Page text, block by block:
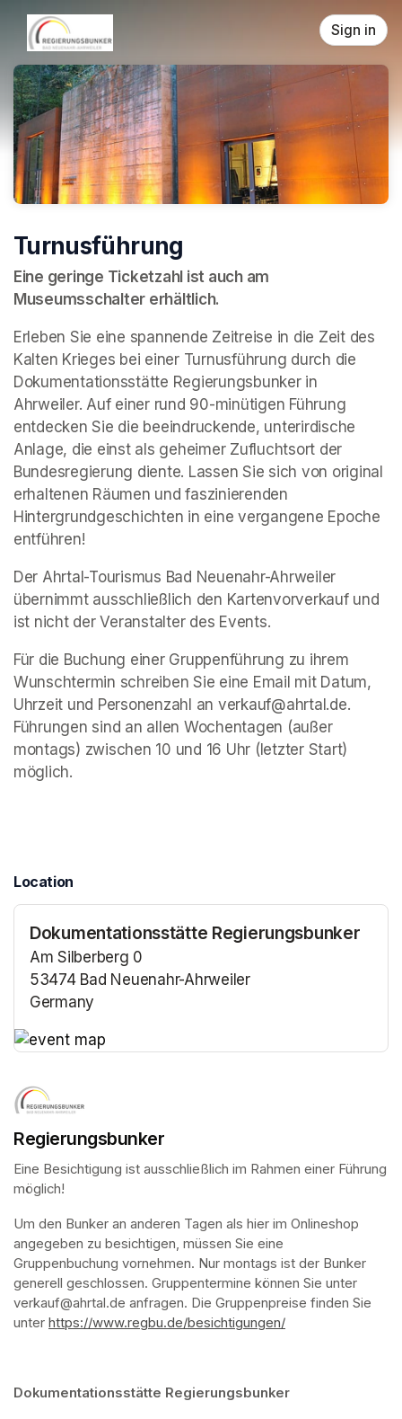
Skip header
Sign in
Turnusführung
Eine geringe Ticketzahl ist auch am
Museumsschalter erhältlich.
Erleben Sie eine spannende Zeitreise in die Zeit des
Kalten Krieges bei einer Turnusführung durch die
Dokumentationsstätte Regierungsbunker in
Ahrweiler. Auf einer rund 90-minütigen Führung
entdecken Sie die beeindruckende, unterirdische
Anlage, die einst als geheimer Zufluchtsort der
Bundesregierung diente. Lassen Sie sich von original
erhaltenen Räumen und faszinierenden
Hintergrundgeschichten in eine vergangene Epoche
entführen!
Der Ahrtal-Tourismus Bad Neuenahr-Ahrweiler
übernimmt ausschließlich den Kartenvorverkauf und
ist nicht der Veranstalter des Events.
Für die Buchung einer Gruppenführung zu ihrem
Wunschtermin schreiben Sie eine Email mit Datum,
Uhrzeit und Personenzahl an verkauf@ahrtal.de.
Führungen sind an allen Wochentagen (außer
montags) zwischen 10 und 16 Uhr (letzter Start)
möglich.
Location
Dokumentationsstätte Regierungsbunker
Am Silberberg 0
53474 Bad Neuenahr-Ahrweiler
Germany
Regierungsbunker
Eine Besichtigung ist ausschließlich im Rahmen einer Führung
möglich!
Um den Bunker an anderen Tagen als hier im Onlineshop
angegeben zu besichtigen, müssen Sie eine
Gruppenbuchung vornehmen. Nur montags ist der Bunker
generell geschlossen. Gruppentermine können Sie unter
verkauf@ahrtal.de anfragen. Die Gruppenpreise finden Sie
unter https://www.regbu.de/besichtigungen/
Dokumentationsstätte Regierungsbunker